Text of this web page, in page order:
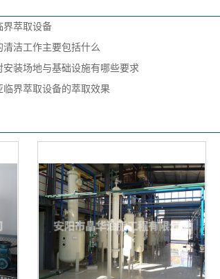
界萃取设备
洁工作主要包括什么
装场地与基础设施有哪些要求
界萃取设备的萃取效果